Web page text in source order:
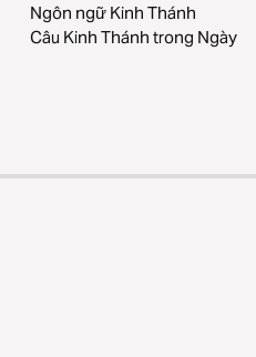
Ngôn ngữ Kinh Thánh
Câu Kinh Thánh trong Ngày